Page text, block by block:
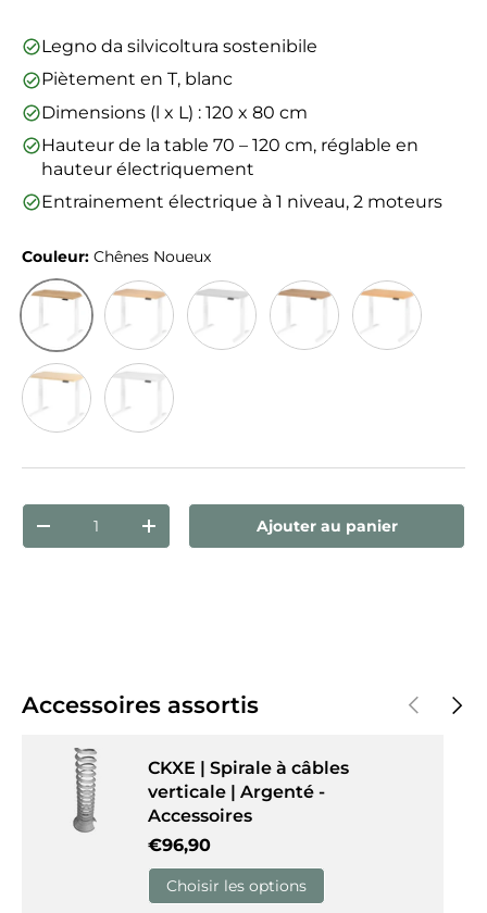
Legno da silvicoltura sostenibile
Piètement en T, blanc
Dimensions (l x L) : 120 x 80 cm
Hauteur de la table 70 – 120 cm, réglable en
hauteur électriquement
Entrainement électrique à 1 niveau, 2 moteurs
Couleur: Chênes Noueux
Chênes Noueux
Chêne
Qté
Diminuer la quantitéAugmenter la quantité
Ajouter au panier
Accessoires assortis Précédent
CKXE | Spirale à câbles
verticale | Argenté -
Accessoires
Prix habituel
€96,90
Choisir les options